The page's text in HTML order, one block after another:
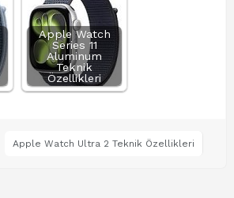
Apple Watch
Series 11
Aluminum
Teknik
Özellikleri
Apple Watch Ultra 2 Teknik Özellikleri